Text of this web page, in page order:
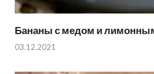
Бананы с медом и
03.12.2021